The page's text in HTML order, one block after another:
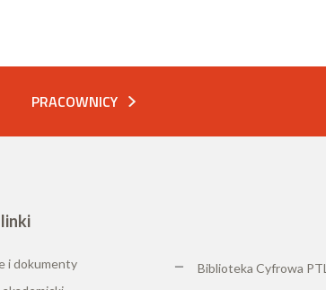
PRACOWNICY
i dokumenty
Biblioteka Cyfrowa PTL